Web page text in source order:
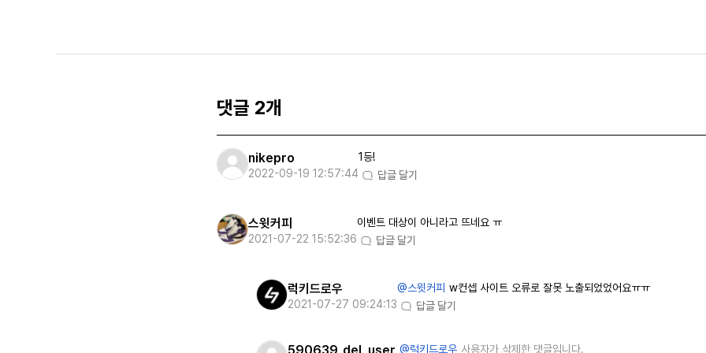
댓글 2개
nikepro
2022-09-19 12:57:44
1등!
답글 달기
스윗커피
2021-07-22 15:52:36
이벤트 대상이 아니라고 뜨네요 ㅠ
답글 달기
럭키드로우
2021-07-27 09:24:13
@스윗커피 w컨셉 사이트 오류로 잘못 노출되었었어요ㅠㅠ
답글 달기
@럭키드로우 사용자가 삭제한 댓글입니다.